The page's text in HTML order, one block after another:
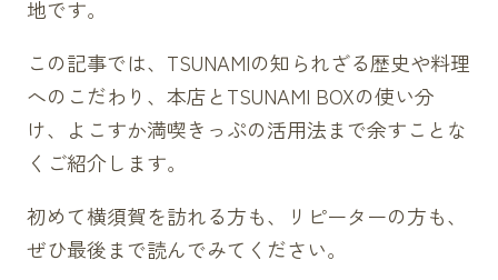
地です。
この記事では、TSUNAMIの知られざる歴史や料理
へのこだわり、本店とTSUNAMI BOXの使い分
け、よこすか満喫きっぷの活用法まで余すことな
くご紹介します。
初めて横須賀を訪れる方も、リピーターの方も、
ぜひ最後まで読んでみてください。